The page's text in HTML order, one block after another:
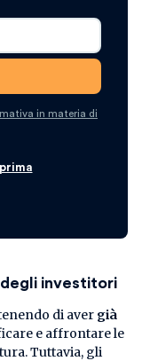
in materia di
degli investitori
di aver già
e affrontare le
Tuttavia, gli